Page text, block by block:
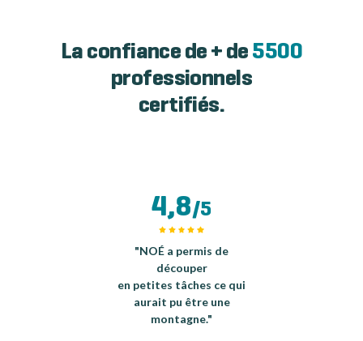
La confiance de + de 5500
professionnels
certifiés.
4,8/5
"NOÉ a permis de
découper
en petites tâches ce qui
aurait pu être une
montagne."